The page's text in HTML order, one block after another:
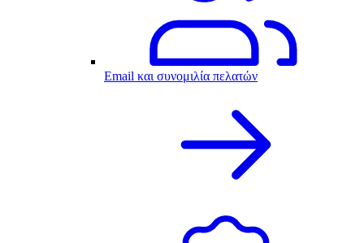
Email και συνομιλία πελατών